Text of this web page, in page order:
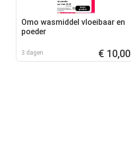
Omo wasmiddel vloeibaar en
poeder
3 dagen € 10,00